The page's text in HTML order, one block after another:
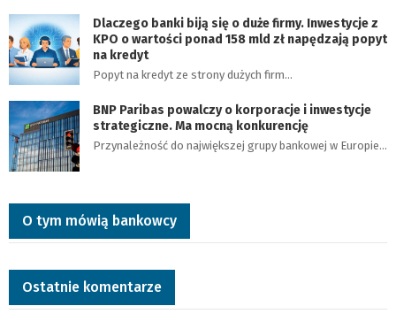
Dlaczego banki biją się o duże firmy. Inwestycje z
KPO o wartości ponad 158 mld zł napędzają popyt
na kredyt
Popyt na kredyt ze strony dużych firm…
BNP Paribas powalczy o korporacje i inwestycje
strategiczne. Ma mocną konkurencję
Przynależność do największej grupy bankowej w Europie…
O tym mówią bankowcy
Ostatnie komentarze